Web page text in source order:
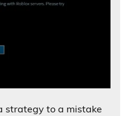
strategy to a mistake